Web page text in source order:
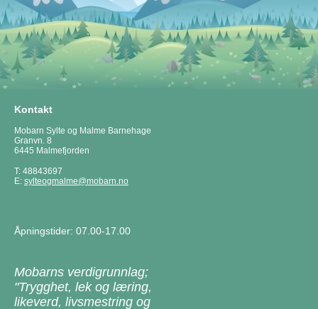
Kontakt
Mobarn Sylte og Malme Barnehage
Granvn. 8
6445 Malmefjorden
T: 48843697
E: sylteogmalme@mobarn.no
Åpningstider: 07.00-17.00
Mobarns verdigrunnlag;
"Trygghet, lek og læring,
likeverd, livsmestring og